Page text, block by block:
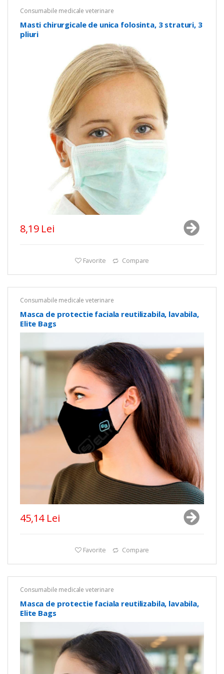
Consumabile medicale veterinare
Masti chirurgicale de unica folosinta, 3 straturi, 3
pliuri
8,19 Lei
Favorite Compare
Consumabile medicale veterinare
Masca de protectie faciala reutilizabila, lavabila,
Elite Bags
45,14 Lei
Favorite Compare
Consumabile medicale veterinare
Masca de protectie faciala reutilizabila, lavabila,
Elite Bags